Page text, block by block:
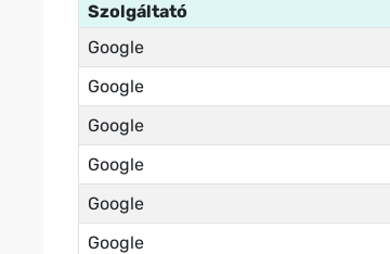
Szolgáltató
Google
Google
Google
Google
Google
Google